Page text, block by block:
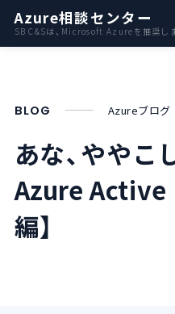
Azure相談センター
SB C&Sは、Microsoft Azureを推奨し
パ
資料
お
BLOG Azureブログ
あな、ややこ
Azure Active
編】